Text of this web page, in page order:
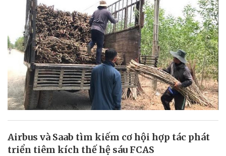
Airbus và Saab tìm kiếm cơ hội hợp tác phát
triển tiêm kích thế hệ sáu FCAS